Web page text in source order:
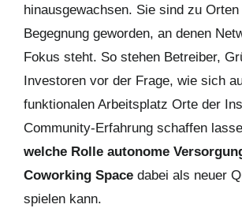
hinausgewachsen. Sie sind zu Orten
Begegnung geworden, an denen
Fokus steht. So stehen Betreiber,
Investoren vor der Frage, wie sich
funktionalen Arbeitsplatz Orte der
Community-Erfahrung schaffen
welche Rolle autonome
Coworking Space dabei als neuer
spielen kann.